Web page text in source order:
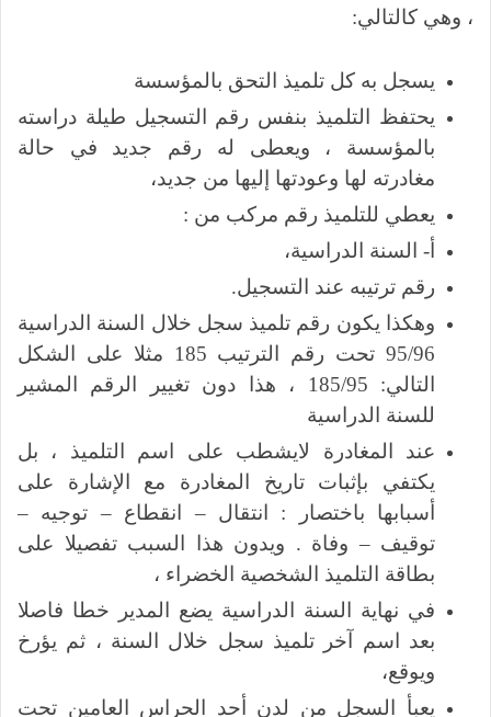
، وهي كالتالي:
يسجل به كل تلميذ التحق بالمؤسسة
يحتفظ التلميذ بنفس رقم التسجيل طيلة دراسته
بالمؤسسة ، ويعطى له رقم جديد في حالة
مغادرته لها وعودتها إليها من جديد،
يعطي للتلميذ رقم مركب من :
أ- السنة الدراسية،
رقم ترتيبه عند التسجيل.
وهكذا يكون رقم تلميذ سجل خلال السنة الدراسية
95/96 تحت رقم الترتيب 185 مثلا على الشكل
التالي: 185/95 ، هذا دون تغيير الرقم المشير
للسنة الدراسية
عند المغادرة لايشطب على اسم التلميذ ، بل
يكتفي بإثبات تاريخ المغادرة مع الإشارة على
أسبابها باختصار : انتقال – انقطاع – توجيه –
توقيف – وفاة . ويدون هذا السبب تفصيلا على
بطاقة التلميذ الشخصية الخضراء ،
في نهاية السنة الدراسية يضع المدير خطا فاصلا
بعد اسم آخر تلميذ سجل خلال السنة ، ثم يؤرخ
ويوقع،
يعبأ السجل من لدن أحد الحراس العامين تحت